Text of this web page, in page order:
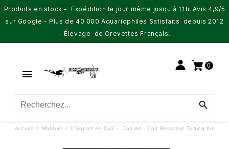
Produits en stock - Expédition le jour même jusqu'à 11h. Avis 4,9/5
sur Google - Plus de 40 000 Aquariophiles Satisfaits depuis 2012
- Élevage de Crevettes Français!

0

Accueil Matériel L'Apport en Co2 Co2 Art - Co2 Resistant Tubing 6m